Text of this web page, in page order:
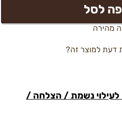
לסל
מהירה
דעת למוצר זה?
נשמת / הצלחה /